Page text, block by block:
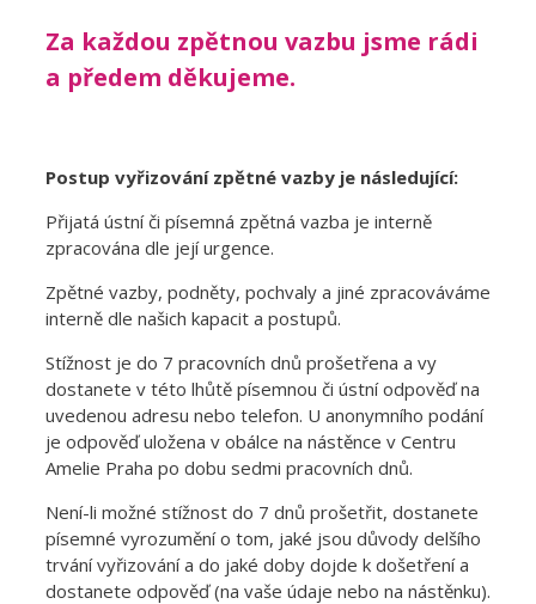
Za každou zpětnou vazbu jsme rádi
a předem děkujeme.
Postup vyřizování zpětné vazby je následující:
Přijatá ústní či písemná zpětná vazba je interně
zpracována dle její urgence.
Zpětné vazby, podněty, pochvaly a jiné zpracováváme
interně dle našich kapacit a postupů.
Stížnost je do 7 pracovních dnů prošetřena a vy
dostanete v této lhůtě písemnou či ústní odpověď na
uvedenou adresu nebo telefon. U anonymního podání
je odpověď uložena v obálce na nástěnce v Centru
Amelie Praha po dobu sedmi pracovních dnů.
Není-li možné stížnost do 7 dnů prošetřit, dostanete
písemné vyrozumění o tom, jaké jsou důvody delšího
trvání vyřizování a do jaké doby dojde k došetření a
dostanete odpověď (na vaše údaje nebo na nástěnku).